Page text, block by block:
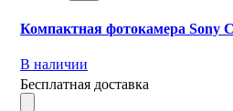
Компактная фотокамера Sony
В наличии
Бесплатная доставка